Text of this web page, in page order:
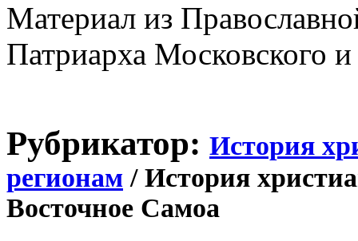
Материал из
Патриарха Московского
Рубрикатор: История
регионам / История
Восточное Самоа